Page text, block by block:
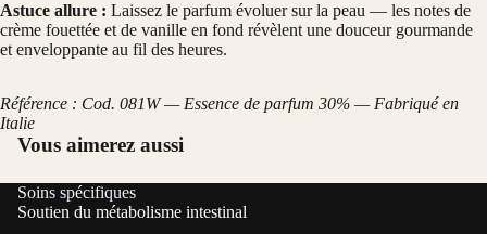
Astuce allure : Laissez le parfum évoluer sur la peau — les notes de
crème fouettée et de vanille en fond révèlent une douceur gourmande
et enveloppante au fil des heures.
Référence : Cod. 081W — Essence de parfum 30% — Fabriqué en
Italie
Vous aimerez aussi
Soins spécifiques
Soutien du métabolisme intestinal